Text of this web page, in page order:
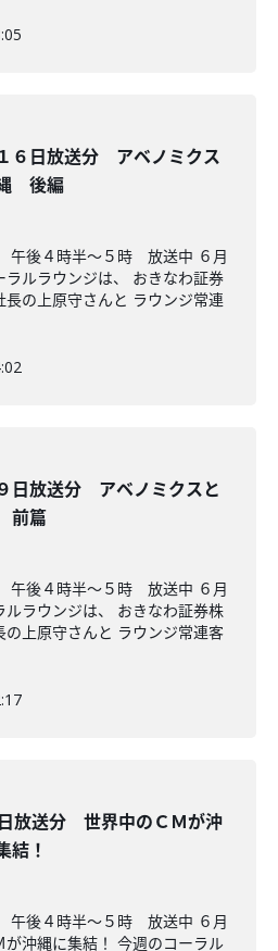
６日放送分 アベノミクス
後編
後４時半～５時 放送中 ６月
ラルラウンジは、 おきなわ証券
の上原守さんと ラウンジ常連
日放送分 アベノミクスと
前篇
後４時半～５時 放送中 ６月
ルラウンジは、 おきなわ証券株
上原守さんと ラウンジ常連客
放送分 世界中のＣＭが沖
結！
後４時半～５時 放送中 ６月
が沖縄に集結！ 今週のコーラル